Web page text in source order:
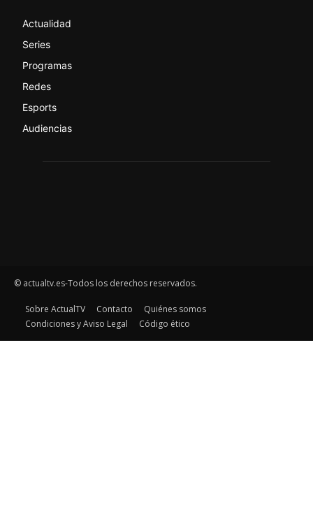
Actualidad
Series
Programas
Redes
Esports
Audiencias
© actualtv.es-Todos los derechos reservados.
Sobre ActualTV Contacto
Quiénes somos
Condiciones y Aviso Legal
Código ético